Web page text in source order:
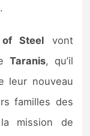
of Steel vont
Taranis, qu’il
leur nouveau
familles des
mission de